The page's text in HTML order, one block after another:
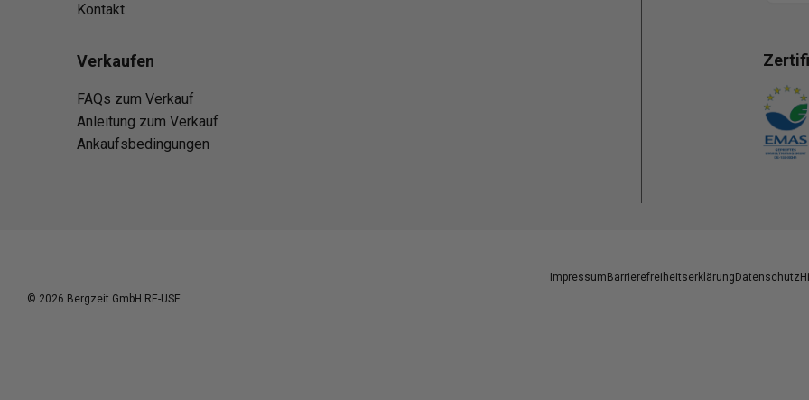
Kontakt
Verkaufen
FAQs zum Verkauf
Anleitung zum Verkauf
Ankaufsbedingungen
Impressum Barrierefreiheitserklärung Datenschutz
© 2026 Bergzeit GmbH RE-USE.